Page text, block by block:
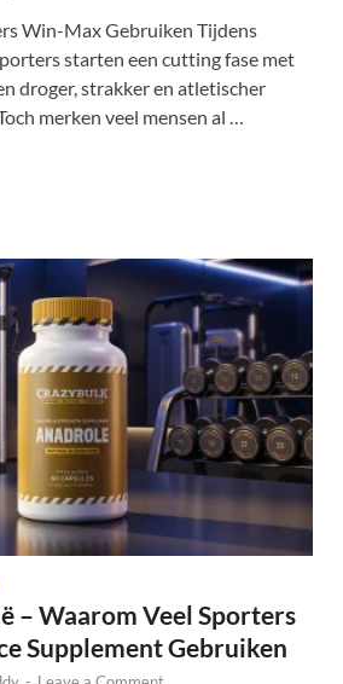
Win-Max Gebruiken Tijdens
starten een cutting fase met
droger, strakker en atletischer
merken veel mensen al …
– Waarom Veel Sporters
Supplement Gebruiken